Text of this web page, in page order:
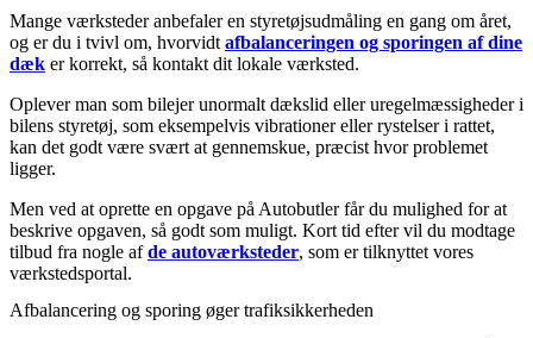
Mange værksteder anbefaler en styretøjsudmåling en gang om året,
og er du i tvivl om, hvorvidt afbalanceringen og sporingen af dine
dæk er korrekt, så kontakt dit lokale værksted.
Oplever man som bilejer unormalt dækslid eller uregelmæssigheder i
bilens styretøj, som eksempelvis vibrationer eller rystelser i rattet,
kan det godt være svært at gennemskue, præcist hvor problemet
ligger.
Men ved at oprette en opgave på Autobutler får du mulighed for at
beskrive opgaven, så godt som muligt. Kort tid efter vil du modtage
tilbud fra nogle afde autoværksteder, som er tilknyttet vores
værkstedsportal.
Afbalancering og sporing øger trafiksikkerheden